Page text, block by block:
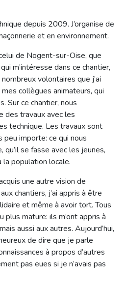
depuis 2009. J’organise de
et en environnement.
de Nogent-sur-Oise, que
m’intéresse dans ce chantier,
nombreux volontaires que j’ai
collègues animateurs, qui
Sur ce chantier, nous
des travaux avec les
technique. Les travaux sont
importe: ce qui nous
qu’il se fasse avec les jeunes,
population locale.
une autre vision de
chantiers, j’ai appris à être
et même à avoir tort. Tous
plus mature: ils m’ont appris à
aussi aux autres. Aujourd’hui,
de dire que je parle
à propos d’autres
pas eues si je n’avais pas